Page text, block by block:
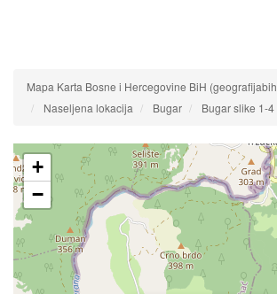
Mapa Karta Bosne i Hercegovine BiH
Naseljena lokacija
Bugar Bugar slike 1-4
+
−